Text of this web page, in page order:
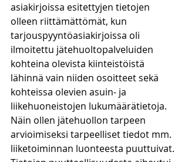
asiakirjoissa esitettyjen tietojen
olleen riittämättömät, kun
tarjouspyyntöasiakirjoissa oli
ilmoitettu jätehuoltopalveluiden
kohteina olevista kiinteistöistä
lähinnä vain niiden osoitteet sekä
kohteissa olevien asuin- ja
liikehuoneistojen lukumäärätietoja.
Näin ollen jätehuollon tarpeen
arvioimiseksi tarpeelliset tiedot mm.
liiketoiminnan luonteesta puuttuivat.